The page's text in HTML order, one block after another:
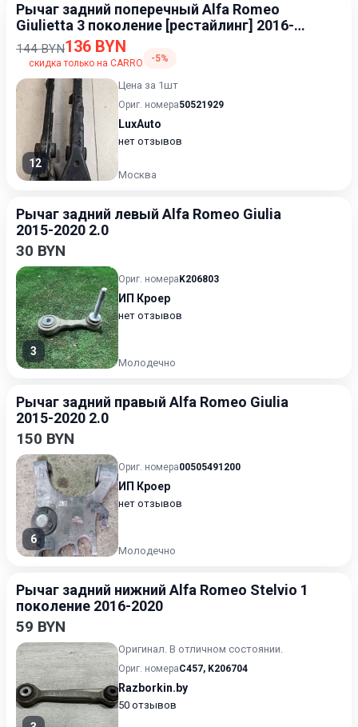
Рычаг задний поперечный Alfa Romeo
Giulietta 3 поколение [рестайлинг] 2016-
2020
144 BYN136 BYN
скидка только на CARRO -5%
12
Цена за 1шт
Ориг. номера50521929
LuxAuto
нет отзывов
Москва
Рычаг задний левый Alfa Romeo Giulia
2015-2020 2.0
30 BYN
3
Ориг. номера K206803
ИП Кроер
нет отзывов
Молодечно
Рычаг задний правый Alfa Romeo Giulia
2015-2020 2.0
150 BYN
6
Ориг. номера00505491200
ИП Кроер
нет отзывов
Молодечно
Рычаг задний нижний Alfa Romeo Stelvio 1
поколение 2016-2020
59 BYN
Оригинал. В отличном состоянии.
Ориг. номераC457, K206704
Razborkin.by
50 отзывов